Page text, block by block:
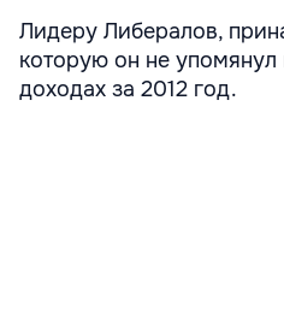
Лидеру Либералов,
которую он не
доходах за 2012 год.